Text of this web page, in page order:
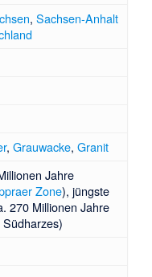
, Sachsen-Anhalt
, Grauwacke, Granit
Jahre
Zone), jüngste
270 Millionen Jahre